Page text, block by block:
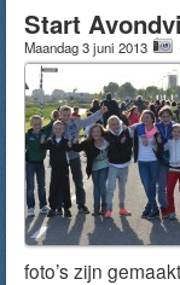
Start
Maandag 3 juni 2013
foto’s zijn